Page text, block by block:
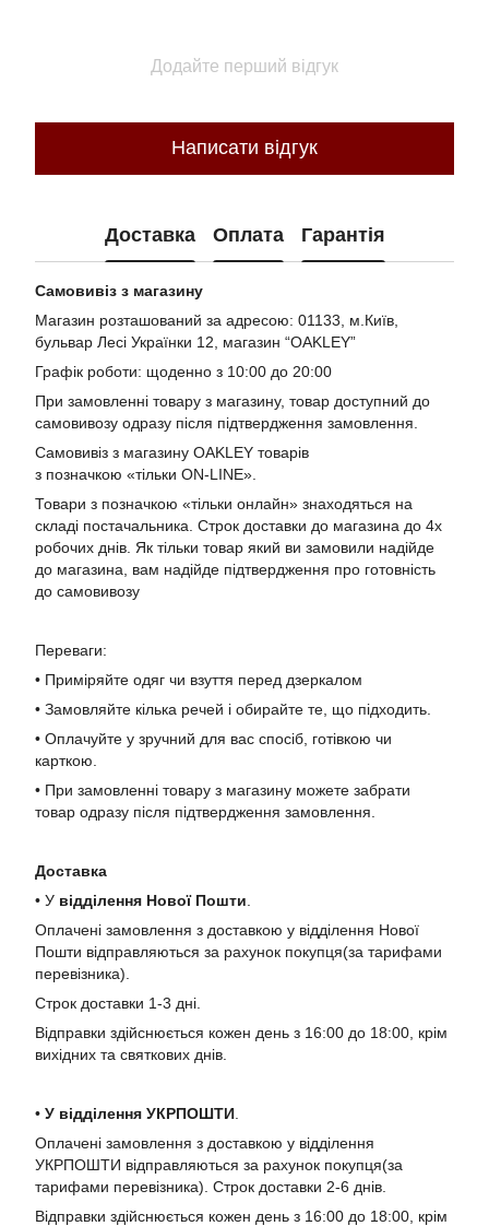
Додайте перший відгук
Написати відгук
Доставка Оплата Гарантія
Самовивіз з магазину
Магазин розташований за адресою: 01133, м.Київ,
бульвар Лесі Українки 12, магазин “OAKLEY”
Графік роботи: щоденно з 10:00 до 20:00
При замовленні товару з магазину, товар доступний до
самовивозу одразу після підтвердження замовлення.
Самовивіз з магазину OAKLEY товарів
з позначкою «тільки ON-LINE».
Товари з позначкою «тільки онлайн» знаходяться на
складі постачальника. Строк доставки до магазина до 4х
робочих днів. Як тільки товар який ви замовили надійде
до магазина, вам надійде підтвердження про готовність
до самовивозу
Переваги:
• Приміряйте одяг чи взуття перед дзеркалом
• Замовляйте кілька речей і обирайте те, що підходить.
• Оплачуйте у зручний для вас спосіб, готівкою чи
карткою.
• При замовленні товару з магазину можете забрати
товар одразу після підтвердження замовлення.
Доставка
• У відділення Нової Пошти
Оплачені замовлення з доставкою у відділення Нової
Пошти відправляються за рахунок покупця(за тарифами
перевізника).
Строк доставки 1-3 дні.
Відправки здійснюється кожен день з 16:00 до 18:00, крім
вихідних та святкових днів.
• У відділення УКРПОШТИ
Оплачені замовлення з доставкою у відділення
УКРПОШТИ відправляються за рахунок покупця(за
тарифами перевізника). Строк доставки 2-6 днів.
Відправки здійснюється кожен день з 16:00 до 18:00, крім